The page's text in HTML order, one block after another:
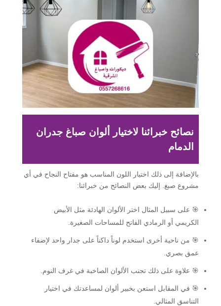
نصائح خبرائنا لاختيار ألوان صباغ جدران
الدمام
بالإضافة إلى ذلك اختيار اللون المناسب هو مفتاح النجاح في أي
مشروع صبغ. إليك بعض النصائح من خبرائنا:
🎯 على سبيل المثال اختر الألوان الهادئة مثل الأبيض
الكريمي أو الرمادي الفاتح للمساحات الصغيرة.
🎯 من ناحية أخرى استخدم لوناً داكناً على جدار واحد لإضفاء
عمق بصري.
🎯 علاوة على ذلك تجنب الألوان الصاخبة في غرف النوم.
🎯 في المقابل استعن بخبير ألوان لمساعدتك في اختيار
التناسق المثالي.